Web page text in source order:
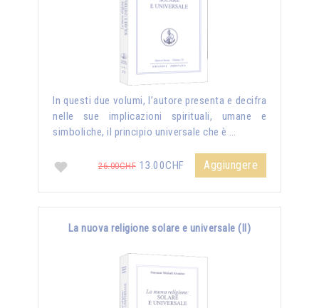
In questi due volumi, l’autore presenta e decifra
nelle sue implicazioni spirituali, umane e
simboliche, il principio universale che è …
26.00CHF 13.00CHF Aggiungere
La nuova religione solare e universale (II)